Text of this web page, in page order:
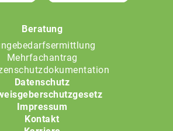
Beratung
Mehrfachantrag
Datenschutz
Impressum
Kontakt